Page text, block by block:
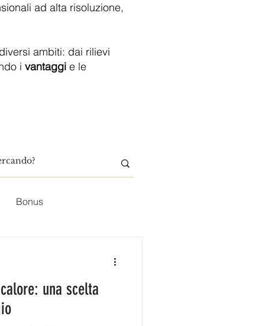
ad alta risoluzione,
ambiti: dai rilievi
i vantaggi e le
Bonus
una scelta